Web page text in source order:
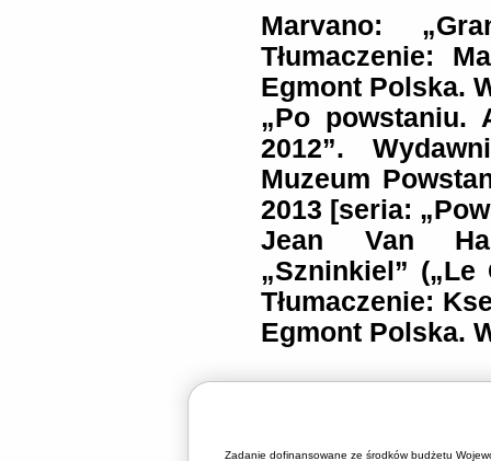
Marvano:
Tłumaczenie:
Egmont Polska.
„Po powstaniu.
2012”.
Muzeum
2013 [seria:
Jean Van
„Szninkiel”
Tłumaczenie:
Egmont Polska.
Zadanie dofinansowane ze środków budżetu